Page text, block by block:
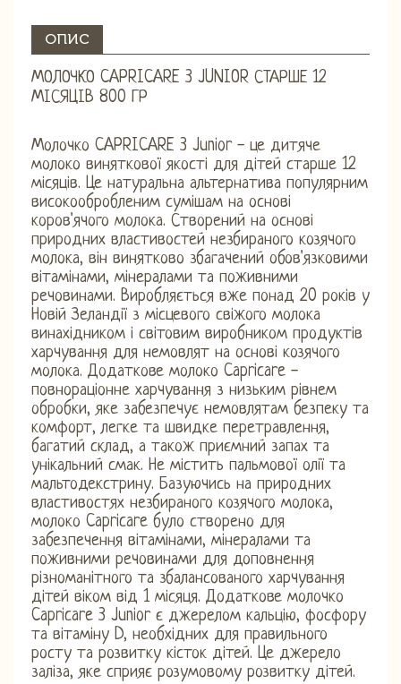
ОПИС
МОЛОЧКО CAPRICARE 3 JUNIOR СТАРШЕ 12
МІСЯЦІВ 800 ГР
Молочко CAPRICARE 3 Junior - це дитяче
молоко виняткової якості для дітей старше 12
місяців. Це натуральна альтернатива популярним
високообробленим сумішам на основі
коров'ячого молока. Створений на основі
природних властивостей незбираного козячого
молока, він винятково збагачений обов'язковими
вітамінами, мінералами та поживними
речовинами. Виробляється вже понад 20 років у
Новій Зеландії з місцевого свіжого молока
винахідником і світовим виробником продуктів
харчування для немовлят на основі козячого
молока. Додаткове молоко Capricare -
повнораціонне харчування з низьким рівнем
обробки, яке забезпечує немовлятам безпеку та
комфорт, легке та швидке перетравлення,
багатий склад, а також приємний запах та
унікальний смак. Не містить пальмової олії та
мальтодекстрину. Базуючись на природних
властивостях незбираного козячого молока,
молоко Capricare було створено для
забезпечення вітамінами, мінералами та
поживними речовинами для доповнення
різноманітного та збалансованого харчування
дітей віком від 1 місяця. Додаткове молочко
Capricare 3 Junior є джерелом кальцію, фосфору
та вітаміну D, необхідних для правильного
росту та розвитку кісток дітей. Це джерело
заліза, яке сприяє розумовому розвитку дітей.